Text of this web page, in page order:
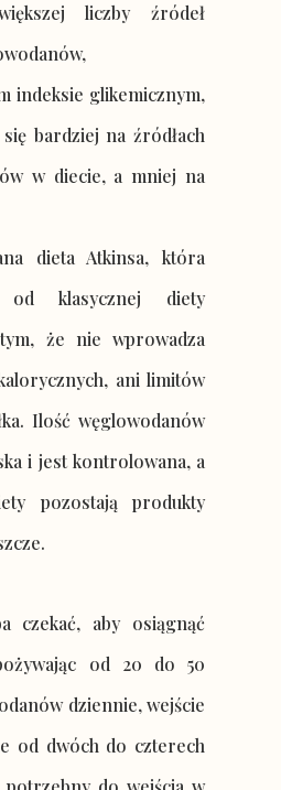
liczby źródeł
indeksie glikemicznym,
bardziej na źródłach
w diecie, a mniej na
dieta Atkinsa, która
klasycznej diety
że nie wprowadza
ani limitów
Ilość węglowodanów
i jest kontrolowana, a
pozostają produkty
czekać, aby osiągnąć
od 20 do 50
dziennie, wejście
od dwóch do czterech